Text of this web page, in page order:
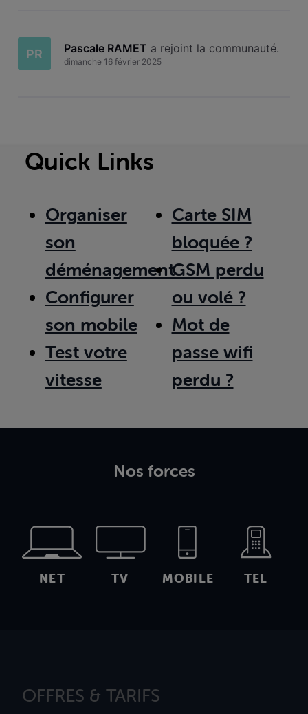
PR Pascale RAMET a rejoint la communauté.
dimanche 16 février 2025
Quick Links
Organiser
son
déménagement
Configurer
son mobile
Test votre
vitesse
Carte SIM
bloquée ?
GSM perdu
ou volé ?
Mot de
passe wifi
perdu ?
Nos forces
NET TV MOBILE TEL
OFFRES & TARIFS